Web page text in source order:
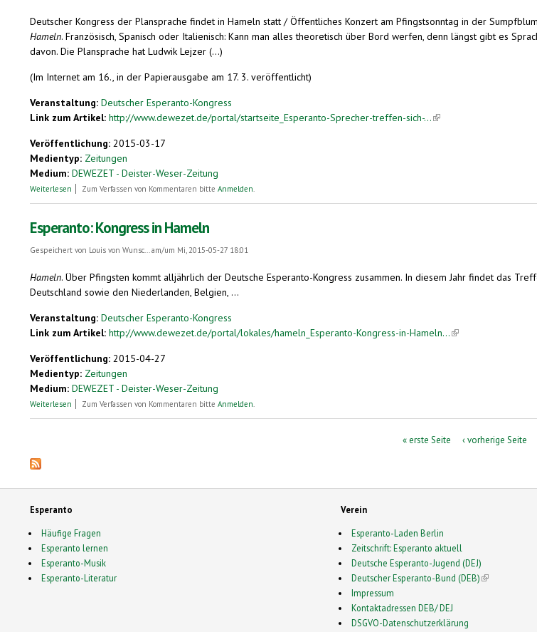
Deutscher Kongress der Plansprache findet in Hameln statt / Öffentliches Konzert am Pfingstsonntag in der
Hameln. Französisch, Spanisch oder Italienisch: Kann man alles theoretisch über Bord werfen, denn längst gibt es
davon. Die Plansprache hat Ludwik Lejzer (...)
(Im Internet am 16., in der Papierausgabe am 17. 3. veröffentlicht)
Veranstaltung: Deutscher Esperanto-Kongress
Link zum Artikel: http://www.dewezet.de/portal/startseite_Esperanto-Sprecher-treffen-sich-...(link is external)
Veröffentlichung: 2015-03-17
Medientyp: Zeitungen
Medium: DEWEZET - Deister-Weser-Zeitung
Weiterlesen über Esperanto-Sprecher treffen sich
Zum Verfassen von Kommentaren bitte Anmelden.
Esperanto: Kongress in Hameln
Gespeichert von Louis von Wunsc...am/um Mi, 2015-05-27 18:01
Hameln. Über Pfingsten kommt alljährlich der Deutsche Esperanto-Kongress zusammen. In diesem Jahr findet das
Deutschland sowie den Niederlanden, Belgien, ...
Veranstaltung: Deutscher Esperanto-Kongress
Link zum Artikel: http://www.dewezet.de/portal/lokales/hameln_Esperanto-Kongress-in-Hameln...(link is external)
Veröffentlichung: 2015-04-27
Medientyp: Zeitungen
Medium: DEWEZET - Deister-Weser-Zeitung
Weiterlesen über Esperanto: Kongress in Hameln
Zum Verfassen von Kommentaren bitte Anmelden.
« erste Seite ‹ vorherige Seite
Esperanto
Häufige Fragen
Esperanto lernen
Esperanto-Musik
Esperanto-Literatur
Verein
Esperanto-Laden Berlin
Zeitschrift: Esperanto aktuell
Deutsche Esperanto-Jugend (DEJ)
Deutscher Esperanto-Bund (DEB)(link is external)
Impressum
Kontaktadressen DEB/ DEJ
DSGVO-Datenschutzerklärung